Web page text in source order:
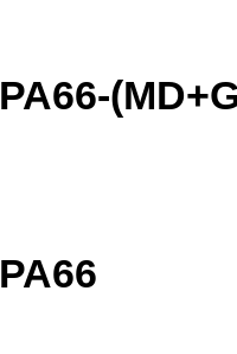
PA66-
PA66